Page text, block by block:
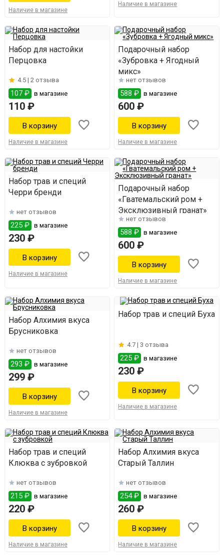
Наличие в магазине
Наличие в магазине
Набор для настойки
Перцовка
4.5 | 2 отзыва
107 ₽ в магазине
110 ₽
Наличие в магазине
Подарочный набор
«Зубровка + Ягодный
микс»
нет отзывов
588 ₽ в магазине
600 ₽
Наличие в магазине
Набор трав и специй
Черри бренди
нет отзывов
225 ₽ в магазине
230 ₽
Наличие в магазине
Подарочный набор
«Гватемальский ром +
Эксклюзивный гранат»
нет отзывов
588 ₽ в магазине
600 ₽
Наличие в магазине
Набор Алхимия вкуса
Брусниковка
нет отзывов
293 ₽ в магазине
299 ₽
Наличие в магазине
Набор трав и специй Буха
4.7 |3 отзыва
225 ₽ в магазине
230 ₽
Наличие в магазине
Набор трав и специй
Клюква с зубровкой
нет отзывов
215 ₽ в магазине
220 ₽
Наличие в магазине
Набор Алхимия вкуса
Старый Таллин
нет отзывов
254 ₽ в магазине
260 ₽
Наличие в магазине